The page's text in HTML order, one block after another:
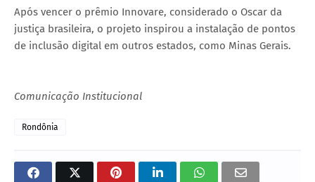
Após vencer o prêmio Innovare, considerado o Oscar da
justiça brasileira, o projeto inspirou a instalação de pontos
de inclusão digital em outros estados, como Minas Gerais.
Comunicação Institucional
Rondônia